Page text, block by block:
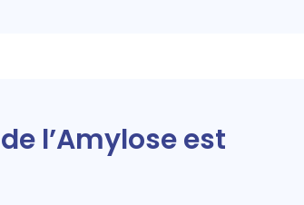
l’Amylose est